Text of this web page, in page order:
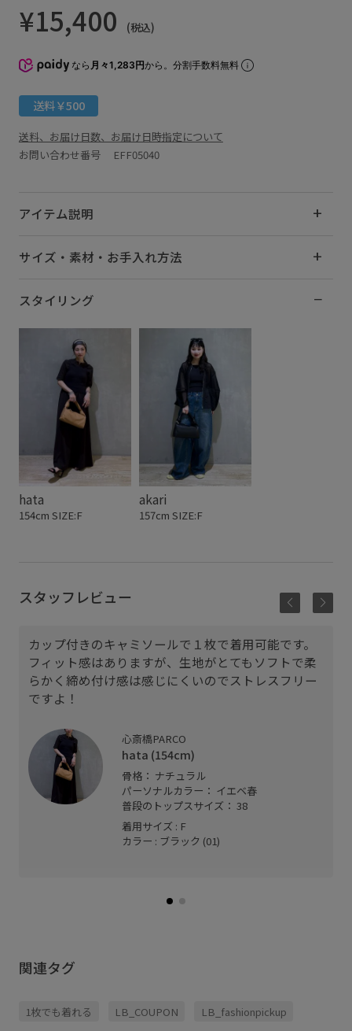
¥15,400 (税込)
なら 月々1,283円から。分割手数料無料
送料￥500
送料、お届け日数、お届け日時指定について
お問い合わせ番号 EFF05040
アイテム説明
サイズ・素材・お手入れ方法
スタイリング
hata
154cm SIZE:F
akari
157cm SIZE:F
スタッフレビュー
カップ付きのキャミソールで１枚で着用可能です。
フィット感はありますが、生地がとてもソフトで柔
らかく締め付け感は感じにくいのでストレスフリー
ですよ！
心斎橋PARCO
hata (154cm)
骨格： ナチュラル
パーソナルカラー： イエベ春
普段のトップスサイズ： 38
着用サイズ : F
カラー : ブラック (01)
関連タグ
1枚でも着れる LB_COUPON LB_fashionpickup